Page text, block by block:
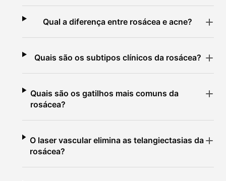
Qual a diferença entre rosácea e acne?
Quais são os subtipos clínicos da rosácea?
Quais são os gatilhos mais comuns da
rosácea?
O laser vascular elimina as telangiectasias da
rosácea?